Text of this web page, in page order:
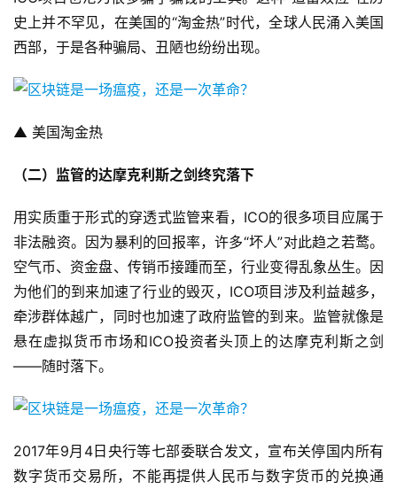
史上并不罕见，在美国的“淘金热”时代，全球人民涌入美国
西部，于是各种骗局、丑陋也纷纷出现。
▲ 美国淘金热
（二）监管的达摩克利斯之剑终究落下
用实质重于形式的穿透式监管来看，ICO的很多项目应属于
非法融资。因为暴利的回报率，许多“坏人”对此趋之若鹜。
空气币、资金盘、传销币接踵而至，行业变得乱象丛生。因
为他们的到来加速了行业的毁灭，ICO项目涉及利益越多，
牵涉群体越广，同时也加速了政府监管的到来。监管就像是
悬在虚拟货币市场和ICO投资者头顶上的达摩克利斯之剑
——随时落下。
2017年9月4日央行等七部委联合发文，宣布关停国内所有
数字货币交易所，不能再提供人民币与数字货币的兑换通